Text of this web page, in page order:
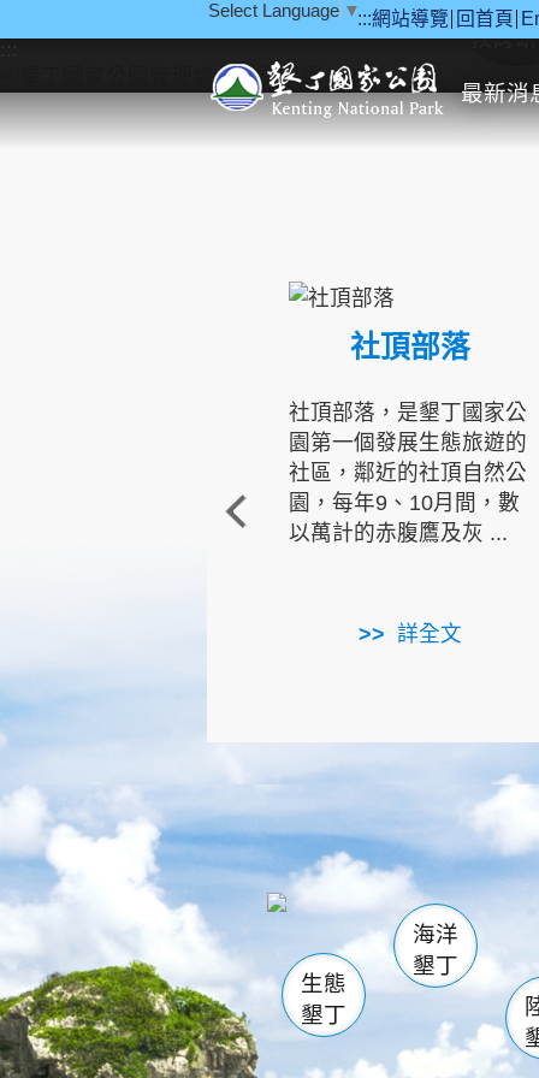
:::網站導覽 回首頁
Select Language ▼
最新消
::: 教育
社頂部落
社頂部落，是墾丁國家公
園第一個發展生態旅遊的
社區，鄰近的社頂自然公
園，每年9、10月間，數
以萬計的赤腹鷹及灰 ...
詳全文
龜山 海生館
恆春
龍鑾潭自
瓊麻館
關山
白砂
生態
墾丁
海洋
墾丁